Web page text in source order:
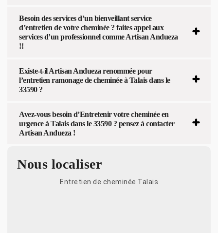
Besoin des services d’un bienveillant service
d’entretien de votre cheminée ? faites appel aux
services d’un professionnel comme Artisan Andueza
!!
Existe-t-il Artisan Andueza renommée pour
l’entretien ramonage de cheminée à Talais dans le
33590 ?
Avez-vous besoin d’Entretenir votre cheminée en
urgence à Talais dans le 33590 ? pensez à contacter
Artisan Andueza !
Nous localiser
Entretien de cheminée Talais